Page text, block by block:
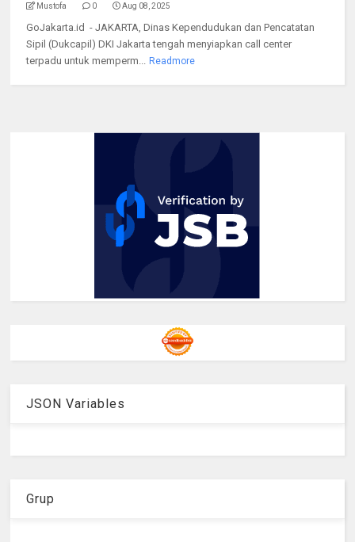
Mustofa 0 Aug 08, 2025
GoJakarta.id - JAKARTA, Dinas Kependudukan dan Pencatatan
Sipil (Dukcapil) DKI Jakarta tengah menyiapkan call center
terpadu untuk memperm...
Readmore
JSON Variables
Grup